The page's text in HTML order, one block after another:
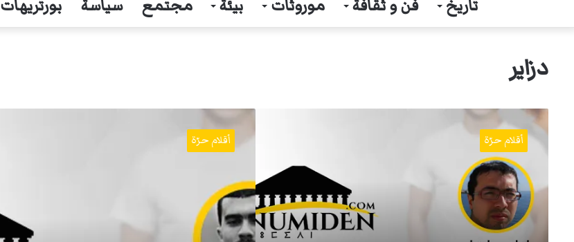
تاريخ فن و ثقافة موروثات بيئة مجتمع سياسة بورتريهات
دزاير
موراكوش
Murakuc
هو
الأمازيغي
للمغرب
أقلام حرّة
نعم،
انفصاليأقلام حرّة